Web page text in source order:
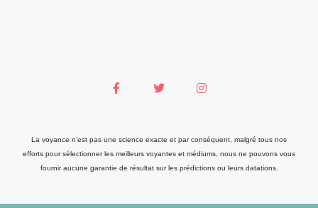
La voyance n'est pas une science exacte et par conséquent, malgré tous nos
efforts pour sélectionner les meilleurs voyantes et médiums, nous ne pouvons vous
fournir aucune garantie de résultat sur les prédictions ou leurs datations.